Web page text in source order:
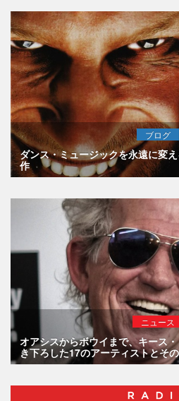
ブログ
ダンス・ミュージックを永遠に変
作
ニュース
オアシスからボウイまで、キース
き下ろした17のアーティストとそ